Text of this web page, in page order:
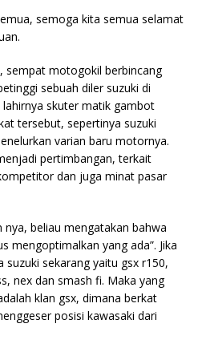
semoga kita semua selamat
sempat motogokil berbincang
sebuah diler suzuki di
skuter matik gambot
tersebut, sepertinya suzuki
varian baru motornya.
pertimbangan, terkait
dan juga minat pasar
beliau mengatakan bahwa
mengoptimalkan yang ada”. Jika
suzuki sekarang yaitu gsx r150,
nex dan smash fi. Maka yang
klan gsx, dimana berkat
posisi kawasaki dari